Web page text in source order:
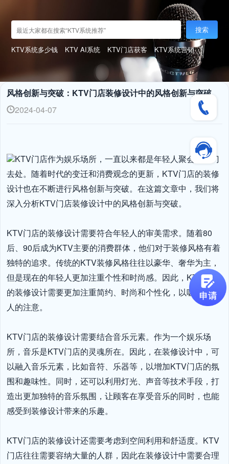
搜索
KTV系统多少钱 KTV AI系统 KTV门店获客 KTV系统营销
风格创新与突破：KTV门店装修设计中的风格创新与突破
2024-04-07
KTV门店作为娱乐场所，一直以来都是年轻人聚会的热门
去处。随着时代的变迁和消费观念的更新，KTV门店的装修
设计也在不断进行风格创新与突破。在这篇文章中，我们将
深入分析KTV门店装修设计中的风格创新与突破。
KTV门店的装修设计需要符合年轻人的审美需求。随着80
后、90后成为KTV主要的消费群体，他们对于装修风格有着
独特的追求。传统的KTV装修风格往往以豪华、奢华为主，
但是现在的年轻人更加注重个性和时尚感。因此，KTV门店
的装修设计需要更加注重简约、时尚和个性化，以吸引年轻
人的注意。
KTV门店的装修设计需要结合音乐元素。作为一个娱乐场
所，音乐是KTV门店的灵魂所在。因此，在装修设计中，可
以融入音乐元素，比如音符、乐器等，以增加KTV门店的氛
围和趣味性。同时，还可以利用灯光、声音等技术手段，打
造出更加独特的音乐氛围，让顾客在享受音乐的同时，也能
感受到装修设计带来的乐趣。
KTV门店的装修设计还需要考虑到空间利用和舒适度。KTV
门店往往需要容纳大量的人群，因此在装修设计中需要合理